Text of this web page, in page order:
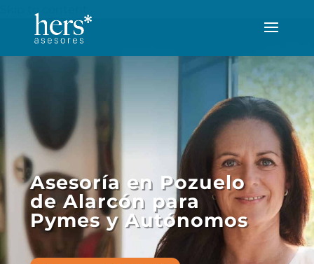
Skip to content
Asesoría en Pozuelo
de Alarcón para
Pymes y Autónomos